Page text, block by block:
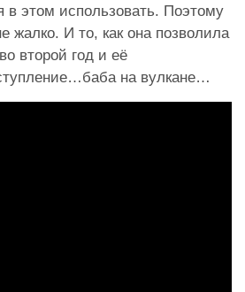
в этом использовать. Поэтому
жалко. И то, как она позволила
второй год и её
на вулкане…